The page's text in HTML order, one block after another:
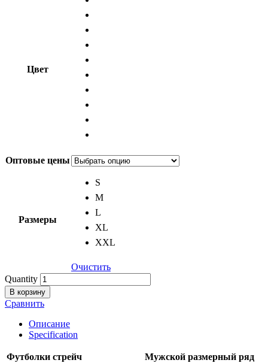
Цвет
Оптовые цены
Размеры
S
M
L
XL
XXL
Очистить
Quantity
В корзину
Сравнить
Описание
Specification
Футболки стрейч
Мужской размерный ряд